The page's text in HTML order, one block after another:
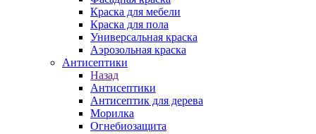
Краска для мебели
Краска для пола
Универсальная краска
Аэрозольная краска
Антисептики
Назад
Антисептики
Антисептик для дерева
Морилка
Огнебиозащита